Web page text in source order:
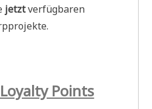
jetztverfügbaren
Points